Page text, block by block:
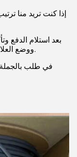
إذا كنت تريد منا
بعد استلام الدفع
ووضع العلامات على الكابل ، سيتم الانتهاء من 15 يومًا.
في طلب بالجملة: